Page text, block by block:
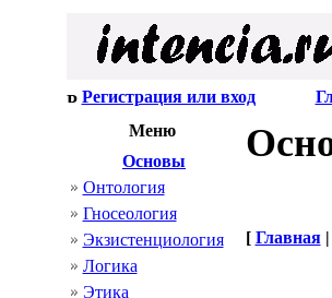
Регистрация или вход
Меню
Основы
Онтология
Гносеология
Экзистенциология
Логика
Этика
[ Главная|